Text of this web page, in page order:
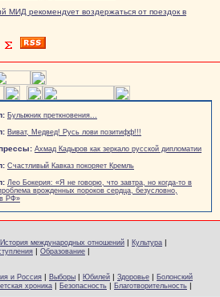
МИД рекомендует воздержаться от поездок в
Булыжник преткновения...
Виват, Медвед! Русь лови позитифф!!!
Ахмад Кадыров как зеркало русской дипломатии
Счастливый Кавказ покоряет Кремль
Лео Бокерия: «Я не говорю, что завтра, но когда-то в
врожденных пороков сердца, безусловно,
РФ»
История международных отношений | Культура |
| Образование |
и Россия | Выборы | Юбилей | Здоровье | Болонский
хроника | Безопасность | Благотворительность |